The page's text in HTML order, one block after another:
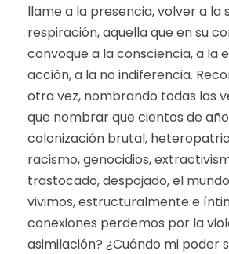
llame a la presencia, volver a la
respiración, aquella que en su
convoque a la consciencia, a la
acción, a la no indiferencia.
otra vez, nombrando todas las
que nombrar que cientos de
colonización brutal,
racismo, genocidios,
trastocado, despojado, el
vivimos, estructuralmente e
conexiones perdemos por la
asimilación? ¿Cuándo mi poder